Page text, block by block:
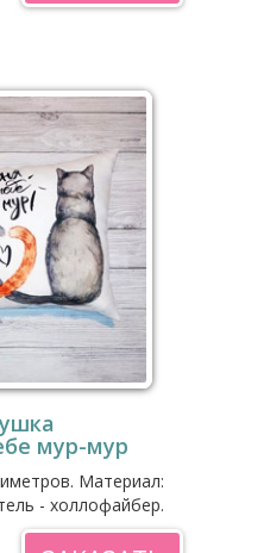
мур-мур
Материал:
- холлофайбер.